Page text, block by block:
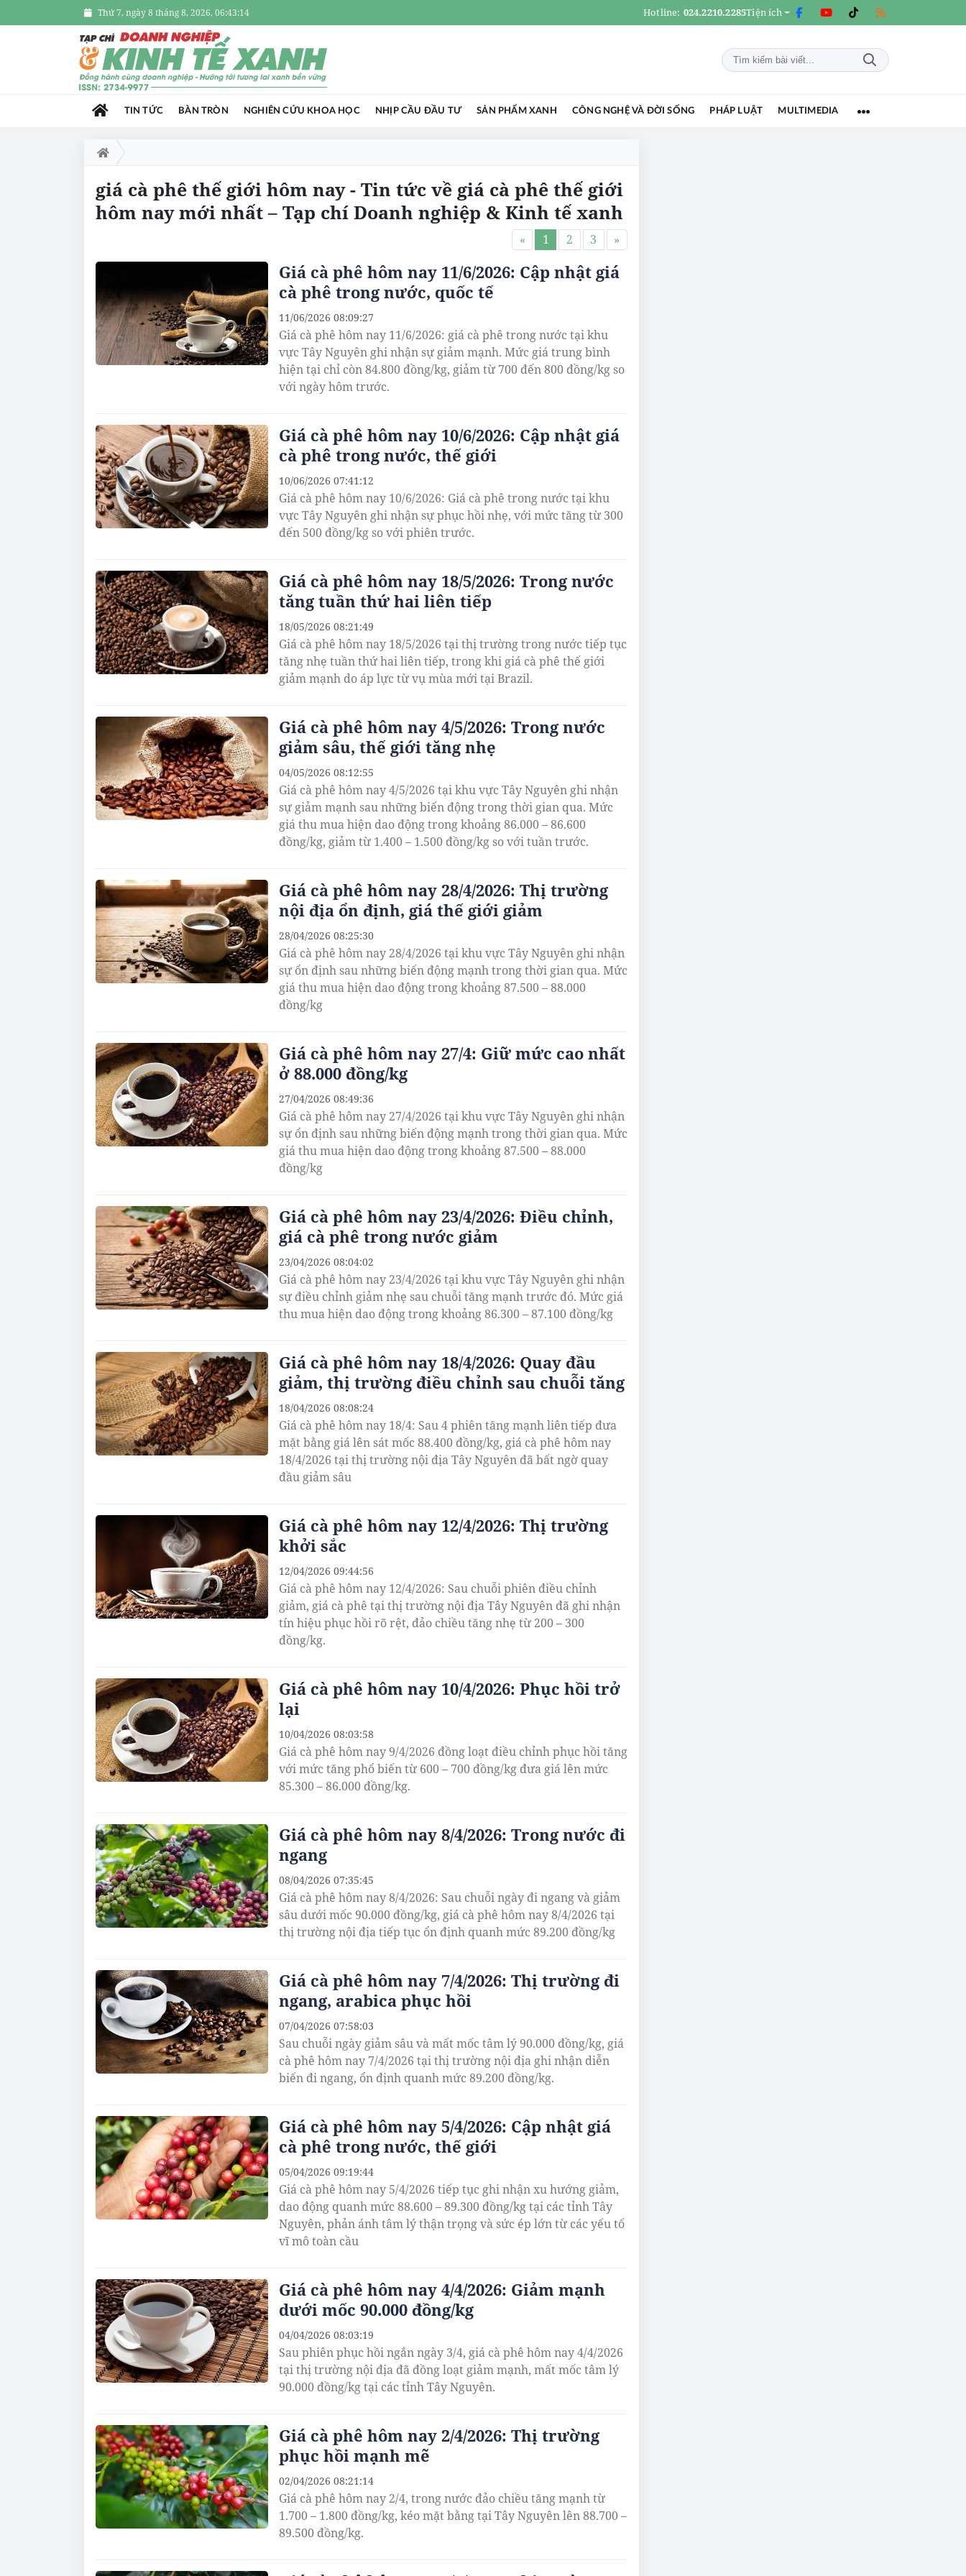
Thứ 7, ngày 8 tháng 8, 2026, 06:43:15 Hotline: 024.2210.2285Tiện ích
TIN TỨC BÀN TRÒN NGHIÊN CỨU KHOA HỌC NHỊP CẦU ĐẦU TƯ SẢN PHẨM XANH CÔNG NGHỆ VÀ ĐỜI SỐNG PHÁP LUẬT MULTIMEDIA
giá cà phê thế giới hôm nay - Tin tức về giá cà phê thế giới
hôm nay mới nhất – Tạp chí Doanh nghiệp & Kinh tế xanh
« 1 2 3 »
Giá cà phê hôm nay 11/6/2026: Cập nhật giá
cà phê trong nước, quốc tế
Giá cà phê hôm nay 11/6/2026: giá cà phê trong nước tại khu
vực Tây Nguyên ghi nhận sự giảm mạnh. Mức giá trung bình
hiện tại chỉ còn 84.800 đồng/kg, giảm từ 700 đến 800 đồng/kg so
với ngày hôm trước.
11/06/2026 08:09:27
Giá cà phê hôm nay 10/6/2026: Cập nhật giá
cà phê trong nước, thế giới
Giá cà phê hôm nay 10/6/2026: Giá cà phê trong nước tại khu
vực Tây Nguyên ghi nhận sự phục hồi nhẹ, với mức tăng từ 300
đến 500 đồng/kg so với phiên trước.
10/06/2026 07:41:12
Giá cà phê hôm nay 18/5/2026: Trong nước
tăng tuần thứ hai liên tiếp
Giá cà phê hôm nay 18/5/2026 tại thị trường trong nước tiếp tục
tăng nhẹ tuần thứ hai liên tiếp, trong khi giá cà phê thế giới
giảm mạnh do áp lực từ vụ mùa mới tại Brazil.
18/05/2026 08:21:49
Giá cà phê hôm nay 4/5/2026: Trong nước
giảm sâu, thế giới tăng nhẹ
Giá cà phê hôm nay 4/5/2026 tại khu vực Tây Nguyên ghi nhận
sự giảm mạnh sau những biến động trong thời gian qua. Mức
giá thu mua hiện dao động trong khoảng 86.000 – 86.600
đồng/kg, giảm từ 1.400 – 1.500 đồng/kg so với tuần trước.
04/05/2026 08:12:55
Giá cà phê hôm nay 28/4/2026: Thị trường
nội địa ổn định, giá thế giới giảm
Giá cà phê hôm nay 28/4/2026 tại khu vực Tây Nguyên ghi nhận
sự ổn định sau những biến động mạnh trong thời gian qua. Mức
giá thu mua hiện dao động trong khoảng 87.500 – 88.000
đồng/kg
28/04/2026 08:25:30
Giá cà phê hôm nay 27/4: Giữ mức cao nhất
ở 88.000 đồng/kg
Giá cà phê hôm nay 27/4/2026 tại khu vực Tây Nguyên ghi nhận
sự ổn định sau những biến động mạnh trong thời gian qua. Mức
giá thu mua hiện dao động trong khoảng 87.500 – 88.000
đồng/kg
27/04/2026 08:49:36
Giá cà phê hôm nay 23/4/2026: Điều chỉnh,
giá cà phê trong nước giảm
Giá cà phê hôm nay 23/4/2026 tại khu vực Tây Nguyên ghi nhận
sự điều chỉnh giảm nhẹ sau chuỗi tăng mạnh trước đó. Mức giá
thu mua hiện dao động trong khoảng 86.300 – 87.100 đồng/kg
23/04/2026 08:04:02
Giá cà phê hôm nay 18/4/2026: Quay đầu
giảm, thị trường điều chỉnh sau chuỗi tăng
Giá cà phê hôm nay 18/4: Sau 4 phiên tăng mạnh liên tiếp đưa
mặt bằng giá lên sát mốc 88.400 đồng/kg, giá cà phê hôm nay
18/4/2026 tại thị trường nội địa Tây Nguyên đã bất ngờ quay
đầu giảm sâu
18/04/2026 08:08:24
Giá cà phê hôm nay 12/4/2026: Thị trường
khởi sắc
Giá cà phê hôm nay 12/4/2026: Sau chuỗi phiên điều chỉnh
giảm, giá cà phê tại thị trường nội địa Tây Nguyên đã ghi nhận
tín hiệu phục hồi rõ rệt, đảo chiều tăng nhẹ từ 200 – 300
đồng/kg.
12/04/2026 09:44:56
Giá cà phê hôm nay 10/4/2026: Phục hồi trở
lại
Giá cà phê hôm nay 9/4/2026 đồng loạt điều chỉnh phục hồi tăng
với mức tăng phổ biến từ 600 – 700 đồng/kg đưa giá lên mức
85.300 – 86.000 đồng/kg.
10/04/2026 08:03:58
Giá cà phê hôm nay 8/4/2026: Trong nước đi
ngang
Giá cà phê hôm nay 8/4/2026: Sau chuỗi ngày đi ngang và giảm
sâu dưới mốc 90.000 đồng/kg, giá cà phê hôm nay 8/4/2026 tại
thị trường nội địa tiếp tục ổn định quanh mức 89.200 đồng/kg
08/04/2026 07:35:45
Giá cà phê hôm nay 7/4/2026: Thị trường đi
ngang, arabica phục hồi
Sau chuỗi ngày giảm sâu và mất mốc tâm lý 90.000 đồng/kg, giá
cà phê hôm nay 7/4/2026 tại thị trường nội địa ghi nhận diễn
biến đi ngang, ổn định quanh mức 89.200 đồng/kg.
07/04/2026 07:58:03
Giá cà phê hôm nay 5/4/2026: Cập nhật giá
cà phê trong nước, thế giới
Giá cà phê hôm nay 5/4/2026 tiếp tục ghi nhận xu hướng giảm,
dao động quanh mức 88.600 – 89.300 đồng/kg tại các tỉnh Tây
Nguyên, phản ánh tâm lý thận trọng và sức ép lớn từ các yếu tố
vĩ mô toàn cầu
05/04/2026 09:19:44
Giá cà phê hôm nay 4/4/2026: Giảm mạnh
dưới mốc 90.000 đồng/kg
Sau phiên phục hồi ngắn ngày 3/4, giá cà phê hôm nay 4/4/2026
tại thị trường nội địa đã đồng loạt giảm mạnh, mất mốc tâm lý
90.000 đồng/kg tại các tỉnh Tây Nguyên.
04/04/2026 08:03:19
Giá cà phê hôm nay 2/4/2026: Thị trường
phục hồi mạnh mẽ
Giá cà phê hôm nay 2/4, trong nước đảo chiều tăng mạnh từ
1.700 – 1.800 đồng/kg, kéo mặt bằng tại Tây Nguyên lên 88.700 –
89.500 đồng/kg.
02/04/2026 08:21:14